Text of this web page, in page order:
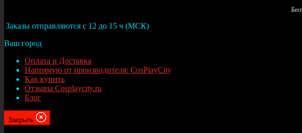
Заказы отправляются с 12 до 15 ч (МСК)
Ваш город
Оплата и Доставка
Напрямую от производителя: CosPlayCity
Как купить
Отзывы Cosplaycity.ru
Блог
Закрыть